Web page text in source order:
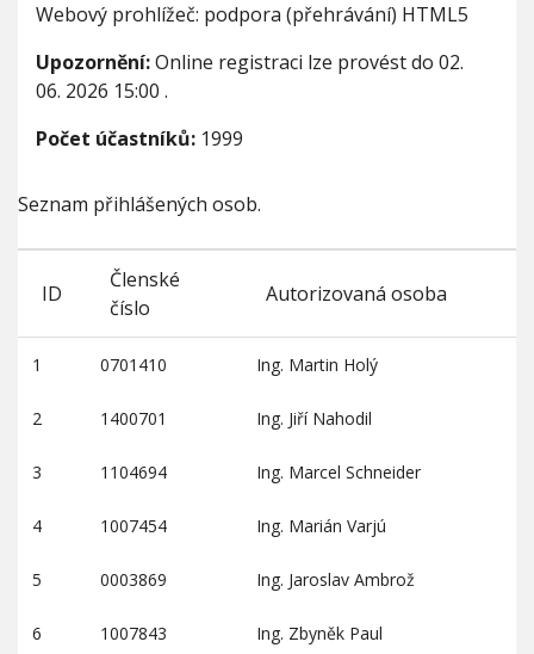
Webový prohlížeč: podpora (přehrávání) HTML5
Upozornění:Online registraci lze provést do 02.
06. 2026 15:00 .
Počet účastníků: 1999
Seznam přihlášených osob.
ID
Členské
číslo
Autorizovaná osoba
1 0701410 Ing. Martin Holý
2 1400701 Ing. Jiří Nahodil
3 1104694 Ing. Marcel Schneider
4 1007454 Ing. Marián Varjú
5 0003869 Ing. Jaroslav Ambrož
6 1007843 Ing. Zbyněk Paul